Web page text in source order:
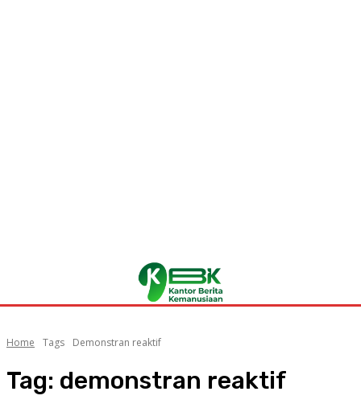
Home Tags Demonstran reaktif
Tag: demonstran reaktif